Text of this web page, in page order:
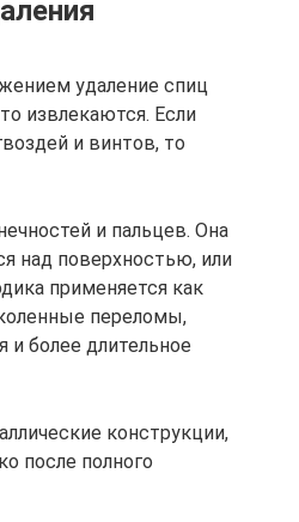
удаление спиц
извлекаются. Если
и винтов, то
и пальцев. Она
над поверхностью, или
применяется как
переломы,
и более длительное
конструкции,
после полного